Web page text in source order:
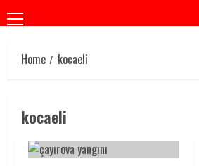
Primary
Menu
Home
kocaeli
kocaeli